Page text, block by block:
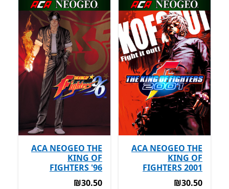
ACA NEOGEO THE
KING OF
FIGHTERS 2001
‪₪30.50‬
‪₪30.50‬
ACA NEOGEO THE
KING OF
FIGHTERS '96
‪₪30.50‬
‪₪30.50‬